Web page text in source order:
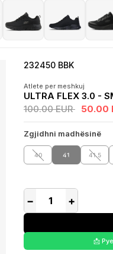
232450 BBK
Atlete per meshkuj
ULTRA FLEX 3.0 -
100.00 EUR 50.00
Zgjidhni madhësinë
40 41 41.5
− +
📩